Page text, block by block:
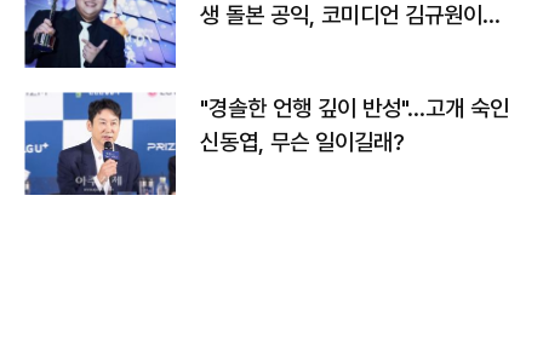
생 돌본 공익, 코미디언 김규원이었
"경솔한 언행 깊이 반성"…고개 숙인
신동엽, 무슨 일이길래?